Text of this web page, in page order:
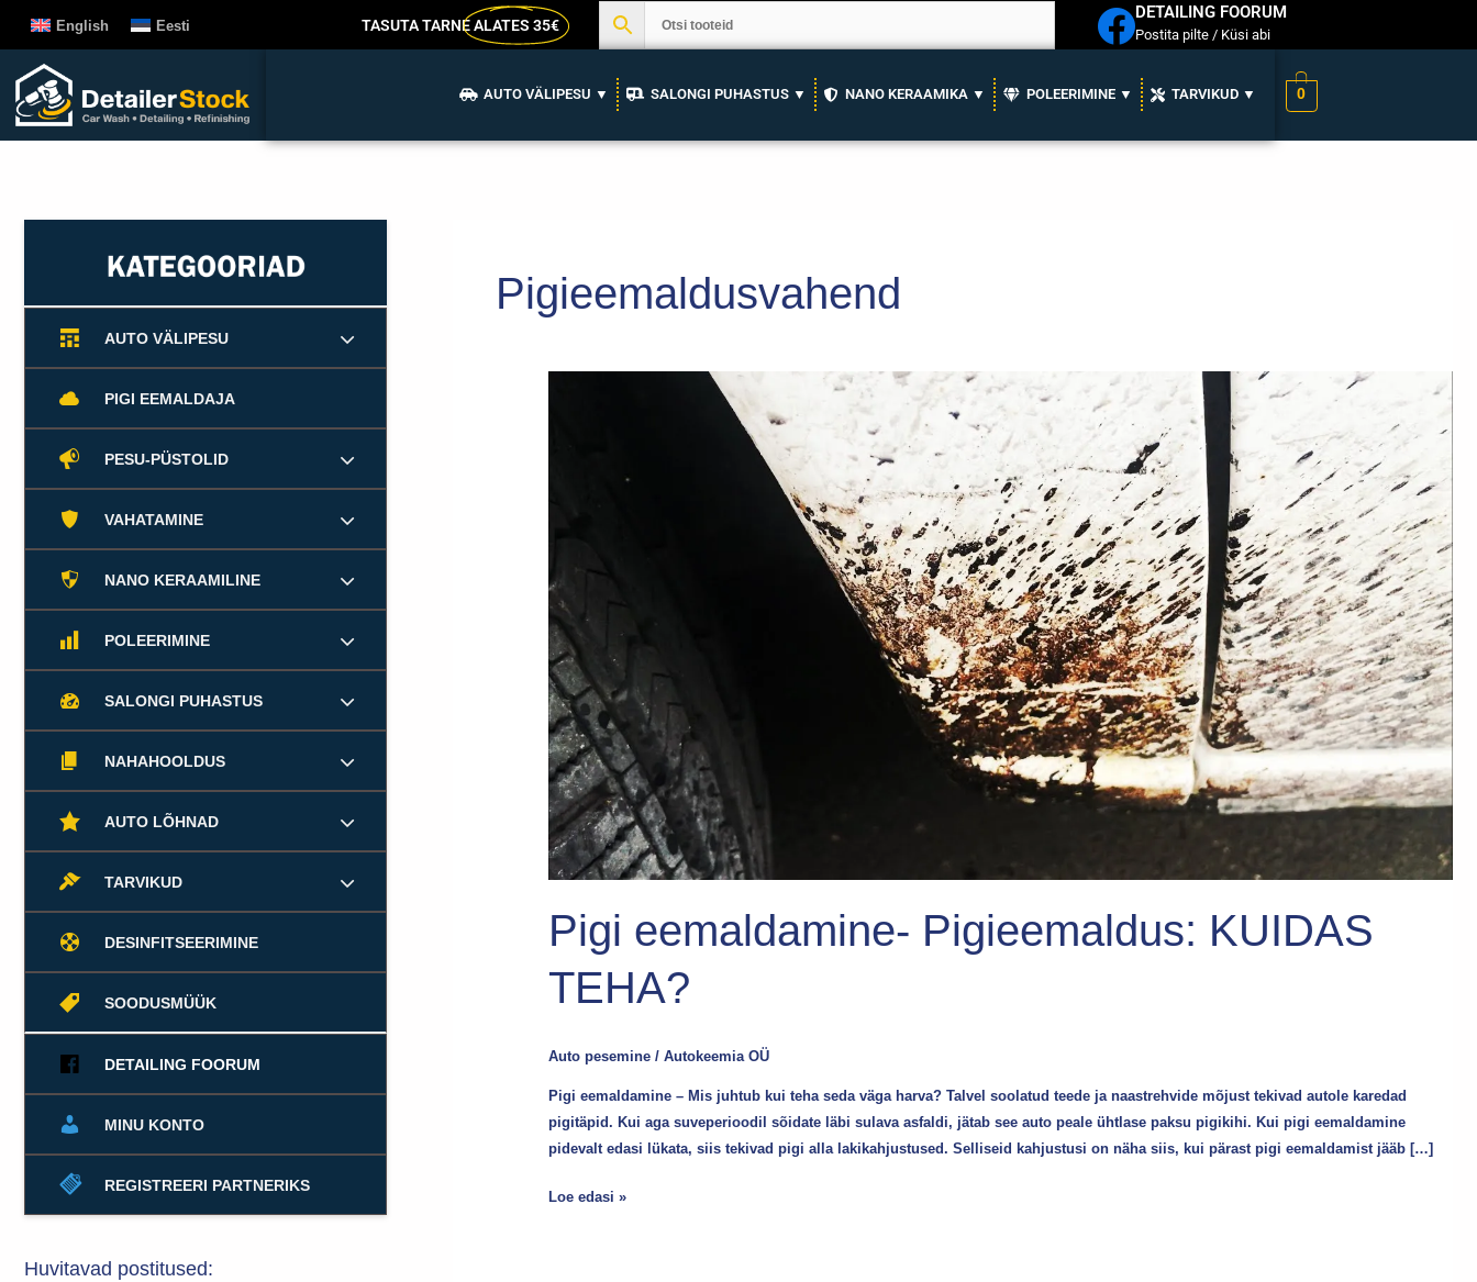
juurde
English Eesti TASUTA TARNEALATES 35€
DETAILING FOORUM
Postita pilte / Küsi abi
AUTO VÄLIPESU ▼ SALONGI PUHASTUS ▼ NANO KERAAMIKA ▼ POLEERIMINE ▼ TARVIKUD ▼ 0
AUTO VÄLIPESU
PIGI EEMALDAJA
PESU-PÜSTOLID
VAHATAMINE
NANO KERAAMILINE
POLEERIMINE
SALONGI PUHASTUS
NAHAHOOLDUS
AUTO LÕHNAD
TARVIKUD
DESINFITSEERIMINE
SOODUSMÜÜK
DETAILING FOORUM
MINU KONTO
REGISTREERI PARTNERIKS
Huvitavad postitused:
Pigieemaldusvahend
Pigi eemaldamine- Pigieemaldus: KUIDAS
TEHA?
Auto pesemine/ Autokeemia OÜ
Pigi eemaldamine – Mis juhtub kui teha seda väga harva? Talvel soolatud teede ja naastrehvide mõjust tekivad autole karedad
pigitäpid. Kui aga suveperioodil sõidate läbi sulava asfaldi, jätab see auto peale ühtlase paksu pigikihi. Kui pigi eemaldamine
pidevalt edasi lükata, siis tekivad pigi alla lakikahjustused. Selliseid kahjustusi on näha siis, kui pärast pigi eemaldamist jääb […]
Loe edasi »